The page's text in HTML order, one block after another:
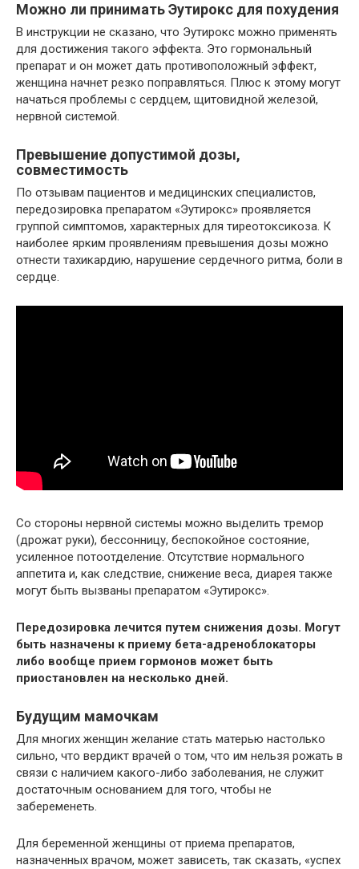
Можно ли принимать Эутирокс для похудения
В инструкции не сказано, что Эутирокс можно применять
для достижения такого эффекта. Это гормональный
препарат и он может дать противоположный эффект,
женщина начнет резко поправляться. Плюс к этому могут
начаться проблемы с сердцем, щитовидной железой,
нервной системой.
Превышение допустимой дозы,
совместимость
По отзывам пациентов и медицинских специалистов,
передозировка препаратом «Эутирокс» проявляется
группой симптомов, характерных для тиреотоксикоза. К
наиболее ярким проявлениям превышения дозы можно
отнести тахикардию, нарушение сердечного ритма, боли в
сердце.
Со стороны нервной системы можно выделить тремор
(дрожат руки), бессонницу, беспокойное состояние,
усиленное потоотделение. Отсутствие нормального
аппетита и, как следствие, снижение веса, диарея также
могут быть вызваны препаратом «Эутирокс».
Передозировка лечится путем снижения дозы. Могут
быть назначены к приему бета-адреноблокаторы
либо вообще прием гормонов может быть
приостановлен на несколько дней.
Будущим мамочкам
Для многих женщин желание стать матерью настолько
сильно, что вердикт врачей о том, что им нельзя рожать в
связи с наличием какого-либо заболевания, не служит
достаточным основанием для того, чтобы не
забеременеть.
Для беременной женщины от приема препаратов,
назначенных врачом, может зависеть, так сказать, «успех